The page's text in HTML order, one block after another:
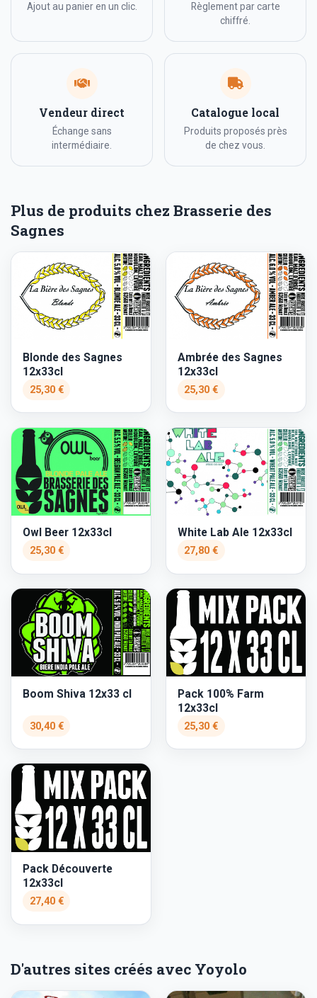
Ajout au panier en un clic.
Règlement par carte
chiffré.
Vendeur direct
Échange sans
intermédiaire.
Catalogue local
Produits proposés près
de chez vous.
Plus de produits chez Brasserie des
Sagnes
Blonde des Sagnes
12x33cl
25,30 €
Ambrée des Sagnes
12x33cl
25,30 €
Owl Beer 12x33cl
25,30 €
White Lab Ale 12x33cl
27,80 €
Boom Shiva 12x33 cl
30,40 €
Pack 100% Farm
12x33cl
25,30 €
Pack Découverte
12x33cl
27,40 €
D'autres sites créés avec Yoyolo